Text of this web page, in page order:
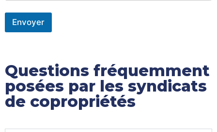
Envoyer
Questions fréquemment
posées par les syndicats
de copropriétés